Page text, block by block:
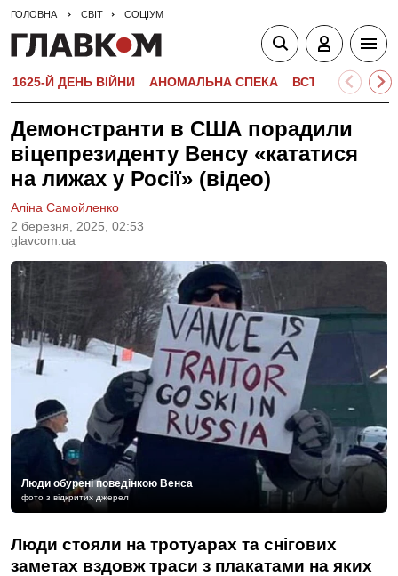
ГОЛОВНА СВІТ СОЦІУМ
1625-Й ДЕНЬ ВІЙНИ АНОМАЛЬНА СПЕКА ВСТУПНА
Демонстранти в США порадили
віцепрезиденту Венсу «кататися
на лижах у Росії» (відео)
2 березня, 2025, 02:53
glavcom.ua
Аліна Самойленко
Люди обурені поведінкою Венса
фото з відкритих джерел
Люди стояли на тротуарах та снігових
заметах вздовж траси з плакатами на яких